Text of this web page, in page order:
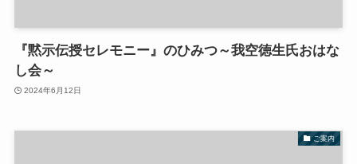
『黙示伝授セレモニー』のひみつ～我空徳生氏おはな
し会～
2024年6月12日
ご案内